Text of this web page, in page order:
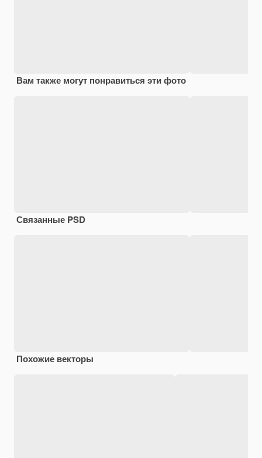
Вам также могут понравиться эти фото
Связанные PSD
Похожие векторы